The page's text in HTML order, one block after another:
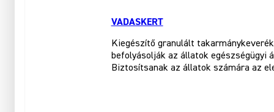
VADASKERT
Kiegészítő granulált
befolyásolják az állatok egészségügyi
Biztosítsanak az állatok számára az